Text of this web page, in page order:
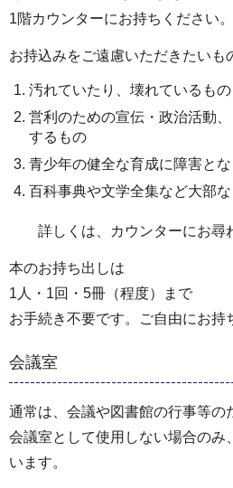
1階カウンターにお持ちください。
お持込みをご遠慮いただきたいも
汚れていたり、壊れているもの
営利のための宣伝・政治活動
するもの
青少年の健全な育成に障害と
百科事典や文学全集など大部
詳しくは、カウンターにお尋
本のお持ち出しは
1人・1回・5冊（程度）まで
お手続き不要です。ご自由にお持
会議室
通常は、会議や図書館の行事等の
会議室として使用しない場合のみ
います。